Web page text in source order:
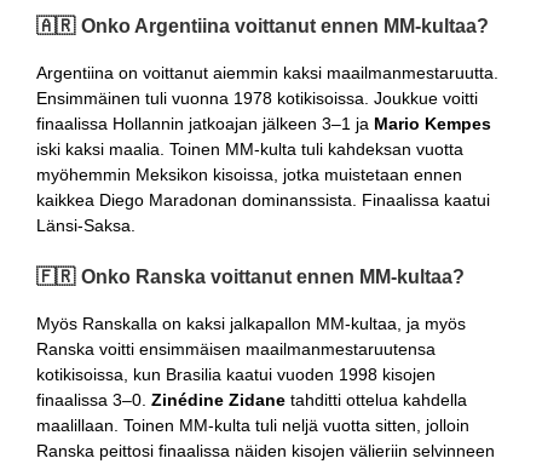
🇦🇷 Onko Argentiina voittanut ennen MM-kultaa?
Argentiina on voittanut aiemmin kaksi maailmanmestaruutta.
Ensimmäinen tuli vuonna 1978 kotikisoissa. Joukkue voitti
finaalissa Hollannin jatkoajan jälkeen 3–1 ja Mario Kempes
iski kaksi maalia. Toinen MM-kulta tuli kahdeksan vuotta
myöhemmin Meksikon kisoissa, jotka muistetaan ennen
kaikkea Diego Maradonan dominanssista. Finaalissa kaatui
Länsi-Saksa.
🇫🇷 Onko Ranska voittanut ennen MM-kultaa?
Myös Ranskalla on kaksi jalkapallon MM-kultaa, ja myös
Ranska voitti ensimmäisen maailmanmestaruutensa
kotikisoissa, kun Brasilia kaatui vuoden 1998 kisojen
finaalissa 3–0. Zinédine Zidane tahditti ottelua kahdella
maalillaan. Toinen MM-kulta tuli neljä vuotta sitten, jolloin
Ranska peittosi finaalissa näiden kisojen välieriin selvinneen